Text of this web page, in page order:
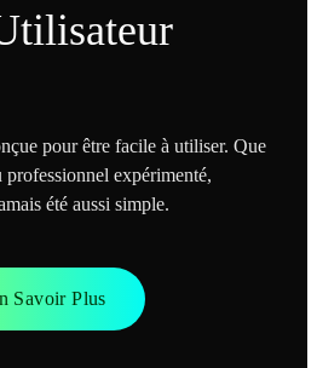
pour être facile à utiliser. Que
expérimenté,
été aussi simple.
Savoir Plus